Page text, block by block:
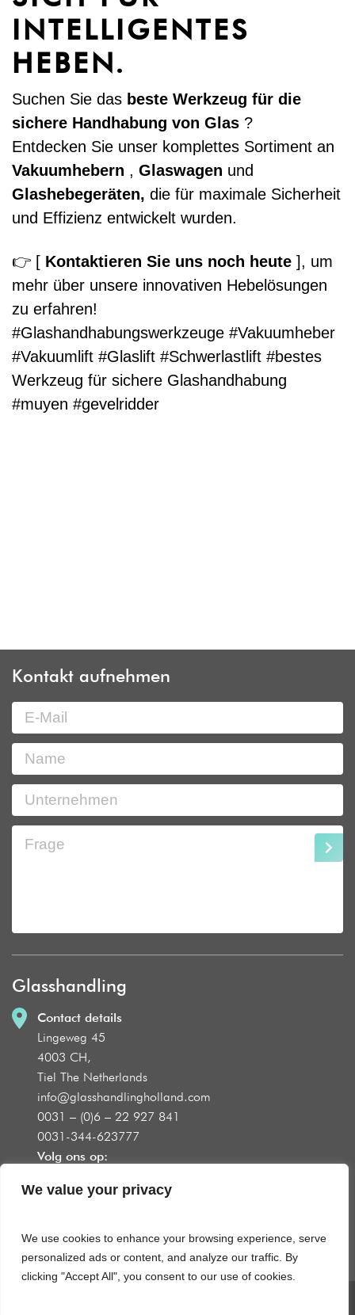
We value your privacy
We use cookies to enhance your browsing experience, serve
personalized ads or content, and analyze our traffic. By
clicking "Accept All", you consent to our use of cookies.
INTELLIGENTES
HEBEN.
Suchen Sie das beste Werkzeug für die
sichere Handhabung von Glas ?
Entdecken Sie unser komplettes Sortiment an
Vakuumhebern , Glaswagen und
Glashebegeräten, die für maximale Sicherheit
und Effizienz entwickelt wurden.
👉 [ Kontaktieren Sie uns noch heute ], um
mehr über unsere innovativen Hebelösungen
zu erfahren!
#Glashandhabungswerkzeuge #Vakuumheber
#Vakuumlift #Glaslift #Schwerlastlift #bestes
Werkzeug für sichere Glashandhabung
#muyen #gevelridder
Glasshandling
Contact details
Lingeweg 45
4003 CH,
Tiel The Netherlands
info@glasshandlingholland.com
0031 – (0)6 – 22 927 841
0031-344-623777
Volg ons op:
Product groups
Kontakt aufnehmen